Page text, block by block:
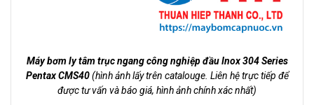
Máy bơm ly tâm trục ngang công nghiệp đầu Inox 304 Series
Pentax CMS40(hình ảnh lấy trên catalouge. Liên hệ trực tiếp để
được tư vấn và báo giá, hình ảnh chính xác nhất)